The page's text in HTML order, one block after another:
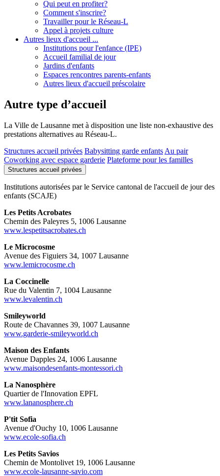
Qui peut en profiter?
Comment s'inscrire?
Travailler pour le Réseau-L
Appel à projets culture
Autres lieux d'accueil ...
Institutions pour l'enfance (IPE)
Accueil familial de jour
Jardins d'enfants
Espaces rencontres parents-enfants
Autres lieux d'accueil préscolaire
Autre type d’accueil
La Ville de Lausanne met à disposition une liste non-exhaustive des
prestations alternatives au Réseau-L.
Structures accueil privées Babysitting garde enfants Au pair
Coworking avec espace garderie Plateforme pour les familles
Structures accueil privées
Institutions autorisées par le Service cantonal de l'accueil de jour des
enfants (SCAJE)
Les Petits Acrobates
Chemin des Paleyres 5, 1006 Lausanne
www.lespetitsacrobates.ch
Le Microcosme
Avenue des Figuiers 34, 1007 Lausanne
www.lemicrocosme.ch
La Coccinelle
Rue du Valentin 7, 1004 Lausanne
www.levalentin.ch
Smileyworld
Route de Chavannes 39, 1007 Lausanne
www.garderie-smileyworld.ch
Maison des Enfants
Avenue Dapples 24, 1006 Lausanne
www.maisondesenfants-montessori.ch
La Nanosphère
Quartier de l'Innovation EPFL
www.lananosphere.ch
P'tit Sofia
Avenue d'Ouchy 10, 1006 Lausanne
www.ecole-sofia.ch
Les Petits Savios
Chemin de Montolivet 19, 1006 Lausanne
www.ecole-lausanne-savio.com